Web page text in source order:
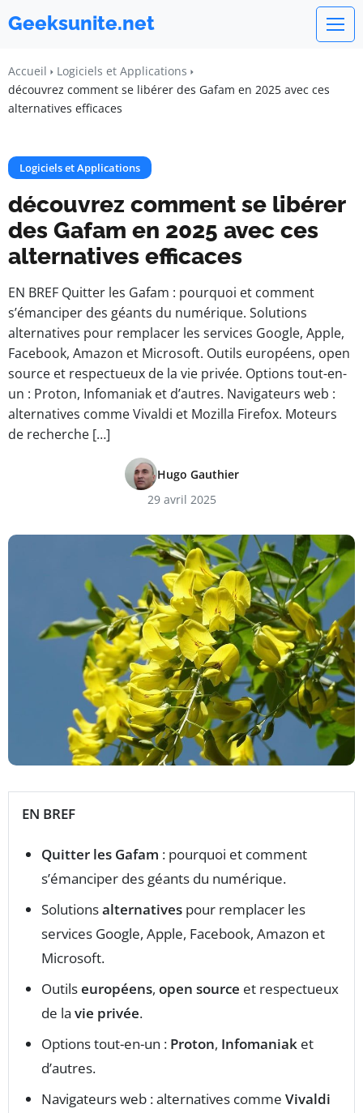
Geeksunite.net
Accueil
Logiciels et Applications
découvrez comment se libérer des Gafam en 2025 avec ces
alternatives efficaces
Logiciels et Applications
découvrez comment se libérer
des Gafam en 2025 avec ces
alternatives efficaces
EN BREF Quitter les Gafam : pourquoi et comment
s’émanciper des géants du numérique. Solutions
alternatives pour remplacer les services Google, Apple,
Facebook, Amazon et Microsoft. Outils européens, open
source et respectueux de la vie privée. Options tout-en-
un : Proton, Infomaniak et d’autres. Navigateurs web :
alternatives comme Vivaldi et Mozilla Firefox. Moteurs
de recherche […]
Hugo Gauthier
29 avril 2025
EN BREF
Quitter les Gafam : pourquoi et comment
s’émanciper des géants du numérique.
Solutionsalternatives pour remplacer les
services Google, Apple, Facebook, Amazon et
Microsoft.
Outilseuropéens, open source et respectueux
de la vie privée.
Options tout-en-un : Proton, Infomaniak et
d’autres.
Navigateurs web : alternatives comme Vivaldi